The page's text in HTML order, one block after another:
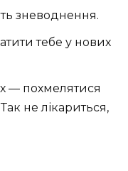
зневоднення.
тебе у нових
— похмелятися
не лікариться,